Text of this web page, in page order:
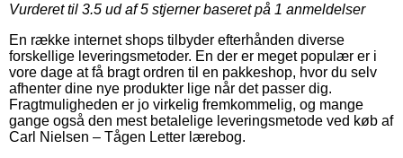
Vurderet til 3.5 ud af 5 stjerner baseret på 1 anmeldelser
En række internet shops tilbyder efterhånden diverse
forskellige leveringsmetoder. En der er meget populær er i
vore dage at få bragt ordren til en pakkeshop, hvor du selv
afhenter dine nye produkter lige når det passer dig.
Fragtmuligheden er jo virkelig fremkommelig, og mange
gange også den mest betalelige leveringsmetode ved køb af
Carl Nielsen – Tågen Letter lærebog.